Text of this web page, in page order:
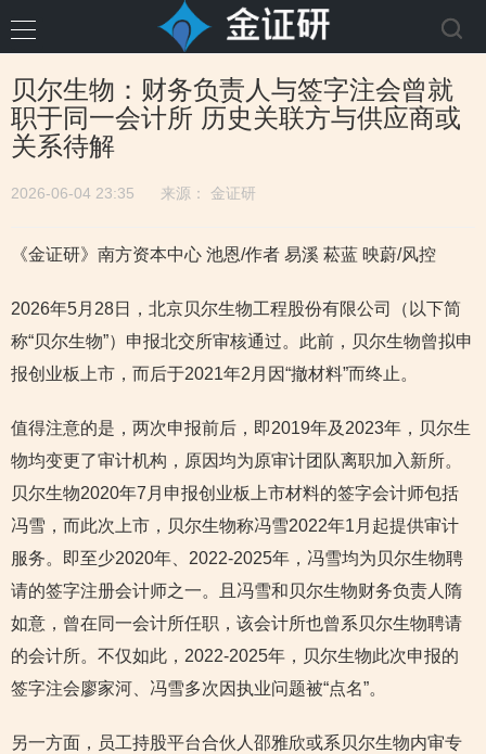
贝尔生物：财务负责人与签字注会曾就
职于同一会计所 历史关联方与供应商或
关系待解
2026-06-04 23:35 来源： 金证研
《金证研》南方资本中心 池恩/作者 易溪 菘蓝 映蔚/风控
2026年5月28日，北京贝尔生物工程股份有限公司（以下简
称“贝尔生物”）申报北交所审核通过。此前，贝尔生物曾拟申
报创业板上市，而后于2021年2月因“撤材料”而终止。
值得注意的是，两次申报前后，即2019年及2023年，贝尔生
物均变更了审计机构，原因均为原审计团队离职加入新所。
贝尔生物2020年7月申报创业板上市材料的签字会计师包括
冯雪，而此次上市，贝尔生物称冯雪2022年1月起提供审计
服务。即至少2020年、2022-2025年，冯雪均为贝尔生物聘
请的签字注册会计师之一。且冯雪和贝尔生物财务负责人隋
如意，曾在同一会计所任职，该会计所也曾系贝尔生物聘请
的会计所。不仅如此，2022-2025年，贝尔生物此次申报的
签字注会廖家河、冯雪多次因执业问题被“点名”。
另一方面，员工持股平台合伙人邵雅欣或系贝尔生物内审专